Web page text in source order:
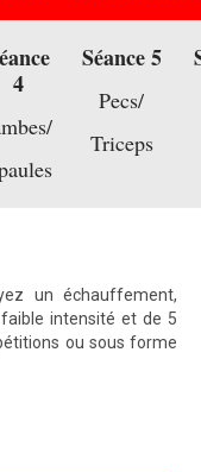
4
Séance 5
Pecs/
Triceps
un échauffement,
intensité et de 5
ou sous forme